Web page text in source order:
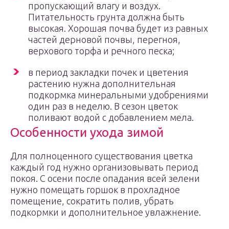
пропускающий влагу и воздух.
Питательность грунта должна быть
высокая. Хорошая почва будет из равных
частей дерновой почвы, перегноя,
верхового торфа и речного песка;
в период закладки почек и цветения
растению нужна дополнительная
подкормка минеральными удобрениями
один раз в неделю. В сезон цветок
поливают водой с добавлением мела.
Особенности ухода зимой
Для полноценного существования цветка
каждый год нужно организовывать период
покоя. С осени после опадания всей зелени
нужно помещать горшок в прохладное
помещение, сократить полив, убрать
подкормки и дополнительное увлажнение.